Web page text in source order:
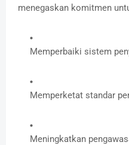
menegaskan komitmen
Memperbaiki sistem
Memperketat standar
Meningkatkan